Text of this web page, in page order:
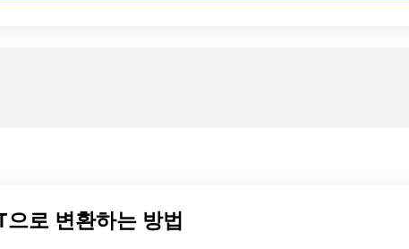
으로 변환하는 방법